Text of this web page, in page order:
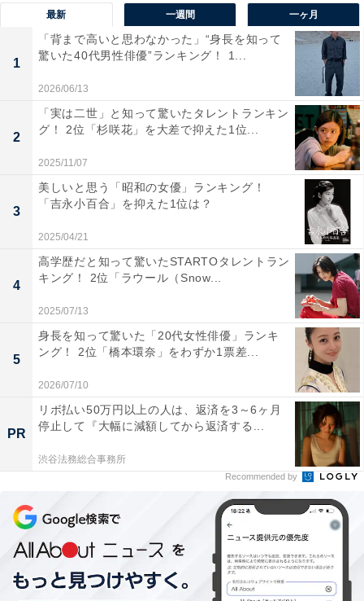
あの頃から安定感のある演技をしている」（20代女性・
広島県）、「場数踏んでるせいかどんな役でもこなせる
ところ」（30代女性・兵庫県）、「朝ドラでの戦時中の
子供の役や、戦国武将のクローン、警察学校の生徒な
ど、幅広く色々な役を上手に演じきれているところ」
（20代女性・静岡県）などの意見が寄せられました。
1位：道枝駿佑
最新 一週間 一ヶ月
1
「背まで高いと思わなかった」“身長を知って
驚いた40代男性俳優”ランキング！ 1...
2026/06/13
2
「実は二世」と知って驚いたタレントランキン
グ！ 2位「杉咲花」を大差で抑えた1位...
2025/11/07
3
美しいと思う「昭和の女優」ランキング！
「吉永小百合」を抑えた1位は？
2025/04/21
4
高学歴だと知って驚いたSTARTOタレントラン
キング！ 2位「ラウール（Snow...
2025/07/13
5
身長を知って驚いた「20代女性俳優」ランキ
ング！ 2位「橋本環奈」をわずか1票差...
2026/07/10
PR
リボ払い50万円以上の人は、返済を3～6ヶ月
停止して『大幅に減額してから返済する...
渋谷法務総合事務所
Recommended by